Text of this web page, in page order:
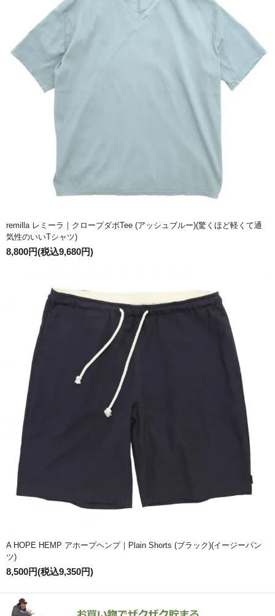
remilla レミーラ｜クロープダボTee (アッシュブルー)(驚くほど軽くて通
気性のいいTシャツ)
8,800円(税込9,680円)
A HOPE HEMP アホープヘンプ｜Plain Shorts (ブラック)(イージーパン
ツ)
8,500円(税込9,350円)